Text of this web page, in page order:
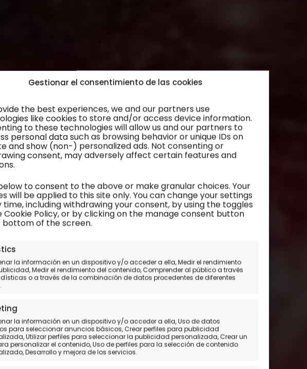
Gestionar el consentimiento de las cookies
the best experiences, we and our partners use
like cookies to store and/or access device information.
to these technologies will allow us and our partners to
personal data such as browsing behavior or unique IDs on
and show (non-) personalized ads. Not consenting or
consent, may adversely affect certain features and
to consent to the above or make granular choices. Your
will be applied to this site only. You can change your settings
time, including withdrawing your consent, by using the toggles
Cookie Policy, or by clicking on the manage consent button
of the screen.
la información en un dispositivo y/o acceder a ella, Medir el rendimiento
Medir el rendimiento del contenido, Comprender al público a través
o a través de la combinación de datos procedentes de diferentes
la información en un dispositivo y/o acceder a ella, Uso de datos
para seleccionar anuncios básicos, Crear perfiles para publicidad
Utilizar perfiles para seleccionar la publicidad personalizada, Crear un
personalizar el contenido, Uso de perfiles para la selección de contenido
Desarrollo y mejora de los servicios.
el “Portal” de Belén …